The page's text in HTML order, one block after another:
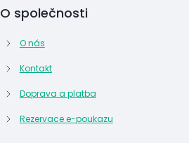
O společnosti
O nás
Kontakt
Doprava a platba
Rezervace e-poukazu